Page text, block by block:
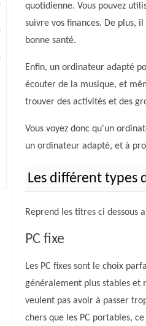
quotidienne. Vous pouvez
suivre vos finances. De plus,
bonne santé.
Enfin, un ordinateur adapté
écouter de la musique, et
trouver des activités et des
Vous voyez donc qu'un
un ordinateur adapté, et à
Les différent
Reprend les titres ci dessous
PC fixe
Les PC fixes sont le choix
généralement plus stables et
veulent pas avoir à passer
chers que les PC portables,